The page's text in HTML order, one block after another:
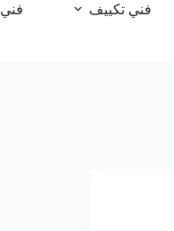
فني تكييف